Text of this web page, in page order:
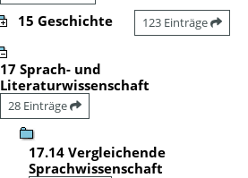
15 Geschichte 123 Einträge
17 Sprach- und
Literaturwissenschaft
28 Einträge
17.14 Vergleichende
Sprachwissenschaft